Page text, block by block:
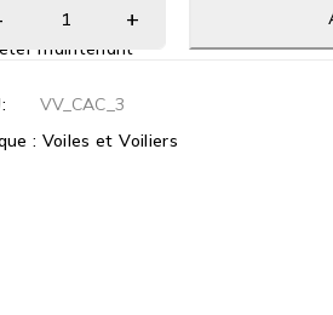
maintenant
VV_CAC_3
: Voiles et Voiliers